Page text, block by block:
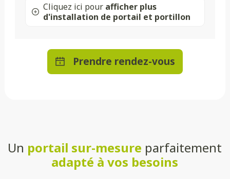
Cliquez ici pour afficher plus
d'installation de portail et portillon
Prendre rendez-vous
Un portail sur-mesure parfaitement
adapté à vos besoins